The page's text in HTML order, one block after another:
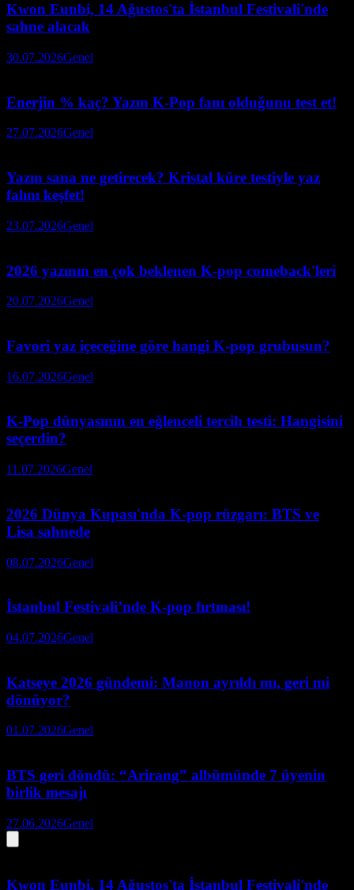
Kwon Eunbi, 14 Ağustos'ta İstanbul Festivali'nde
sahne alacak
30.07.2026Genel
Enerjin % kaç? Yazın K-Pop fanı olduğunu test et!
27.07.2026Genel
Yazın sana ne getirecek? Kristal küre testiyle yaz
falını keşfet!
23.07.2026Genel
2026 yazının en çok beklenen K-pop comeback'leri
20.07.2026Genel
Favori yaz içeceğine göre hangi K-pop grubusun?
16.07.2026Genel
K-Pop dünyasının en eğlenceli tercih testi: Hangisini
seçerdin?
11.07.2026Genel
2026 Dünya Kupası'nda K-pop rüzgarı: BTS ve
Lisa sahnede
08.07.2026Genel
İstanbul Festivali’nde K-pop fırtınası!
04.07.2026Genel
Katseye 2026 gündemi: Manon ayrıldı mı, geri mi
dönüyor?
01.07.2026Genel
BTS geri döndü: “Arirang” albümünde 7 üyenin
birlik mesajı
27.06.2026Genel
Kwon Eunbi, 14 Ağustos'ta İstanbul Festivali'nde